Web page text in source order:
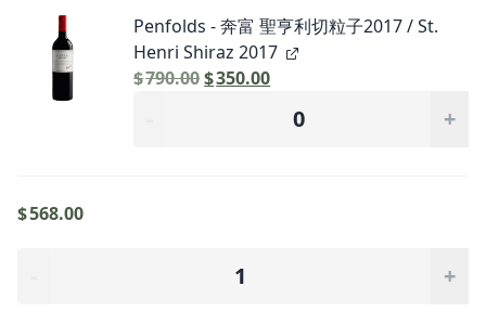
Penfolds - 奔富 聖亨利切粒子2017 / St.
Henri Shiraz 2017
$790.00原
$350.00目
+
$568.00
+